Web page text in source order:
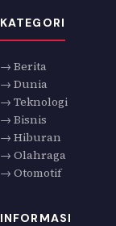
KATEGORI
→ Berita
→ Dunia
→ Teknologi
→ Bisnis
→ Hiburan
→ Olahraga
→ Otomotif
INFORMASI